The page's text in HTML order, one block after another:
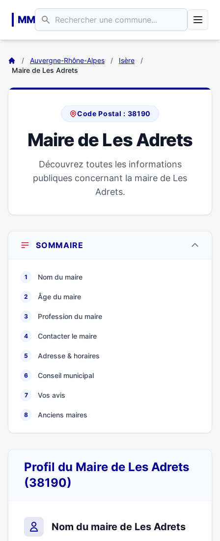
MM
/ Auvergne-Rhône-Alpes / Isère
/
Maire de Les Adrets
Code Postal : 38190
Maire de Les Adrets
Découvrez toutes les informations
publiques concernant la maire de Les
Adrets.
SOMMAIRE
1 Nom du maire
2 Âge du maire
3 Profession du maire
4 Contacter le maire
5 Adresse & horaires
6 Conseil municipal
7 Vos avis
8 Anciens maires
Profil du Maire de Les Adrets
(38190)
Nom du maire de Les Adrets